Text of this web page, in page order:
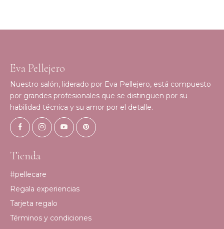
Eva Pellejero
Nuestro salón, liderado por Eva Pellejero, está compuesto
por grandes profesionales que se distinguen por su
habilidad técnica y su amor por el detalle.
Tienda
#pellecare
Regala experiencias
Tarjeta regalo
Términos y condiciones